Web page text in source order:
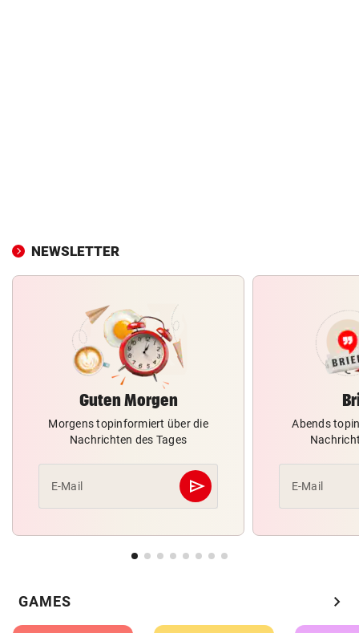
NEWSLETTER
Guten Morgen
Morgens topinformiert über die
Nachrichten des Tages
E-Mail send
Abschicken
Abends
E-Mail
GAMES chevron_right